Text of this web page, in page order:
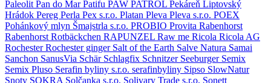
Paleolit Pan do MarPatifu PAW PATROL Pekáreň Liptovský
Hrádok Pereg Perla Pex s.r.o. Platan Pleva Pleva s.r.o. POEX
Pohánkový mlyn Šmajstrla s.r.o. PROBIO Provita Rabenhorst
Rabenhorst Rotbäckchen RAPUNZEL Raw me Ricola Ricola AG
RochesterRochester ginger Salt of the Earth Salve Natura Samai
Sanchon SanusVia Schär Schlagfix Schnitzer Seeburger Semix
Semix Pluso Serafin byliny s.r.o. serafinbyliny Sipso SlowNatur
Snoty SOKRA Solčanka s.r.o. Solivary Trade s.r.o. Sonett